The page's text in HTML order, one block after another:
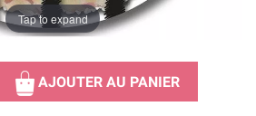
Tap to expand
AJOUTER AU PANIER